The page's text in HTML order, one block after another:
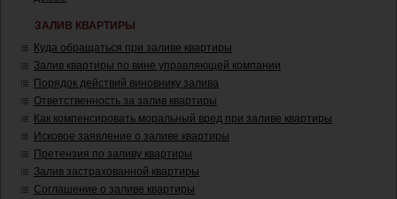
ЗАЛИВ КВАРТИРЫ
Куда обращаться при заливе квартиры
Залив квартиры по вине управляющей компании
Порядок действий виновнику залива
Ответственность за залив квартиры
Как компенсировать моральный вред при заливе квартиры
Исковое заявление о заливе квартиры
Претензия по заливу квартиры
Залив застрахованной квартиры
Соглашение о заливе квартиры